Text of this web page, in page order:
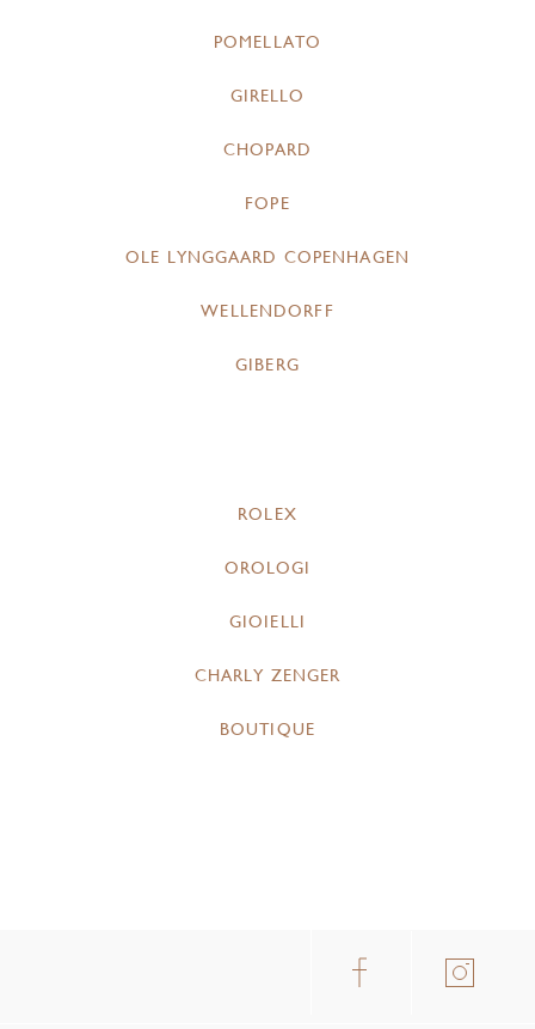
POMELLATO
GIRELLO
CHOPARD
FOPE
OLE LYNGGAARD COPENHAGEN
WELLENDORFF
GIBERG
ROLEX
OROLOGI
GIOIELLI
CHARLY ZENGER
BOUTIQUE